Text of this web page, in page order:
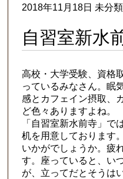
2018年11月18日 未分類
自習室新水
高校・大学受験、資格
っているみなさん。眠
感とカフェイン摂取、
ど色々ありますよね。
「自習室新水前寺」で
机を用意しております
いかがでしょうか。疲
す。座っていると、い
が、立ってだとそうは